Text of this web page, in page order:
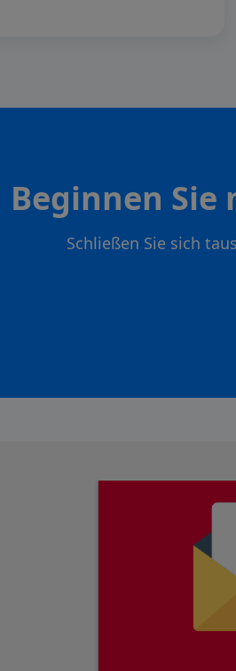
Beginnen
Schließen Sie sich